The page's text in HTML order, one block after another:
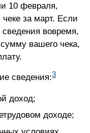
10 февраля,
за март. Если
вовремя,
вашего чека,
сведения:3
доход;
доходе;